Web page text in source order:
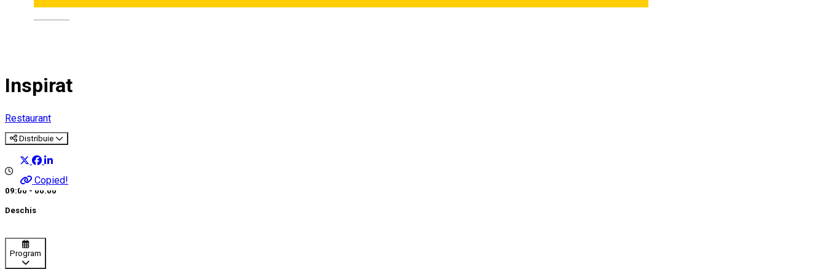
Inspirat
Restaurant
Distribuie
Copied!
09:00 - 00:00
Deschis
Program